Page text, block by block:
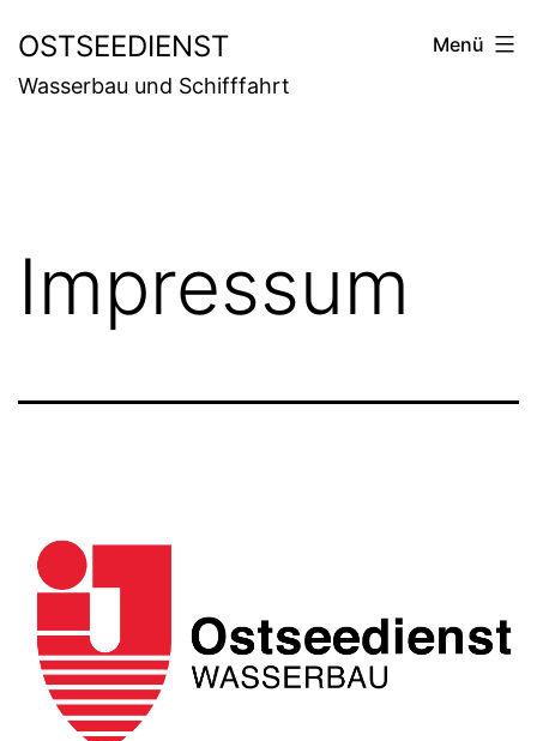
Inhalt
springen
OSTSEEDIENST
Wasserbau und Schifffahrt
Menü
Impressum